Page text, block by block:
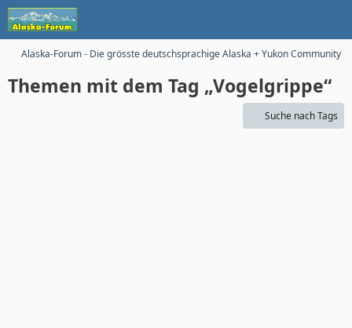
Alaska-Forum - Die grösste deutschsprachige Alaska + Yukon Community
Themen mit dem Tag „Vogelgrippe“
Suche nach Tags